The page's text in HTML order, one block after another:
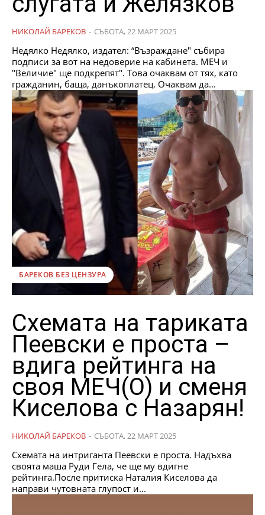
НИКОЛАЙ БАРЕКОВ - СЪБОТА, 22 МАРТ 2025
Недялко Недялко, издател: “Възраждане" събира
подписи за вот на недоверие на кабинета. МЕЧ и
"Величие" ще подкрепят". Това очаквам от тях, като
гражданин, баща, данъкоплатец. Очаквам да...
БАРЕКОВ БЕЗ ЦЕНЗУРА
Схемата на тариката
Пеевски е проста –
вдига рейтинга на
своя МЕЧ(О) и сменя
Киселова с Назарян!
НИКОЛАЙ БАРЕКОВ - СЪБОТА, 22 МАРТ 2025
Схемата на интриганта Пеевски е проста. Надъхва
своята маша Руди Гела, че ще му вдигне
рейтинга.После притиска Наталия Киселова да
направи чутовната глупост и...